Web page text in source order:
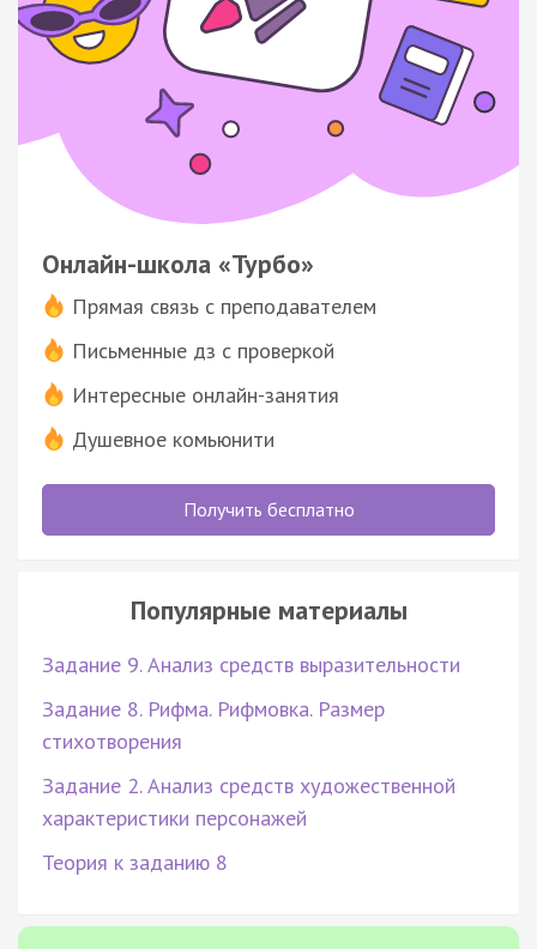
Онлайн-школа «Турбо»
Прямая связь с преподавателем
Письменные дз с проверкой
Интересные онлайн-занятия
Душевное комьюнити
Получить бесплатно
Популярные материалы
Задание 9. Анализ средств выразительности
Задание 8. Рифма. Рифмовка. Размер
стихотворения
Задание 2. Анализ средств художественной
характеристики персонажей
Теория к заданию 8